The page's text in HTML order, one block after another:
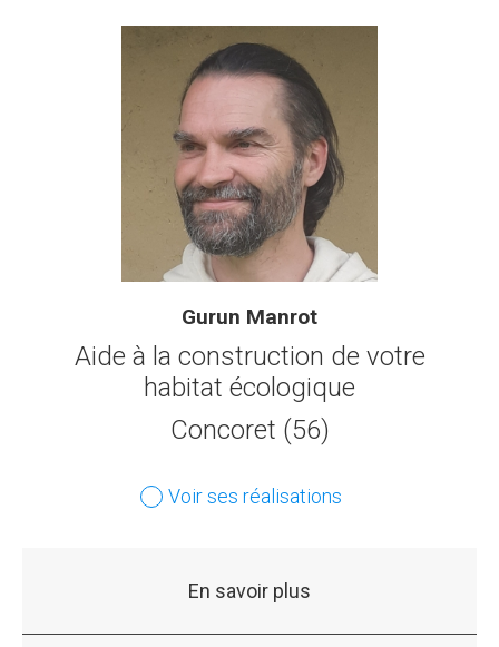
Gurun Manrot
Aide à la construction de votre
habitat écologique
Concoret (56)
Voir ses réalisations
En savoir plus